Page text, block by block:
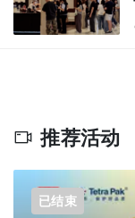
推荐活动
已结束